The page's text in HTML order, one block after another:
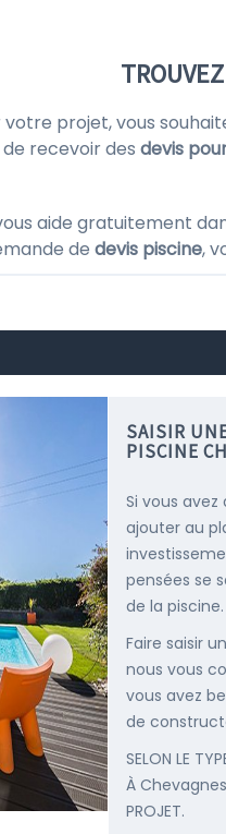
projet, vous
recevoir des devis
aide gratuitement
de devis piscine,
SAISIR
PISCINE
Si vous
ajouter au
pensées se
de la piscine.
Faire saisir
nous vous
vous avez
de
SELON LE
À Chevagnes
PROJET.